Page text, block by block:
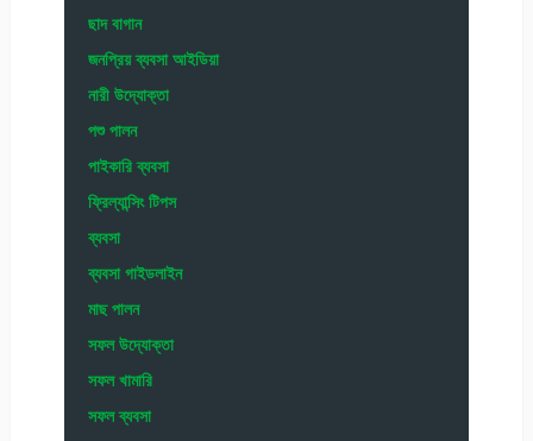
ছাদ বাগান
জনপ্রিয় ব্যবসা আইডিয়া
নারী উদ্যোক্তা
পশু পালন
পাইকারি ব্যবসা
ফ্রিল্যান্সিং টিপস
ব্যবসা
ব্যবসা গাইডলাইন
মাছ পালন
সফল উদ্যোক্তা
সফল খামারি
সফল ব্যবসা